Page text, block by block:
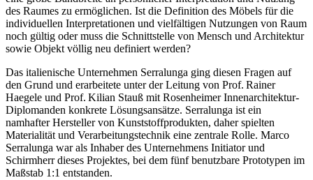
des Raumes zu ermöglichen. Ist die Definition des Möbels für die
individuellen Interpretationen und vielfältigen Nutzungen von Raum
noch gültig oder muss die Schnittstelle von Mensch und Architektur
sowie Objekt völlig neu definiert werden?
Das italienische Unternehmen Serralunga ging diesen Fragen auf
den Grund und erarbeitete unter der Leitung von Prof. Rainer
Haegele und Prof. Kilian Stauß mit Rosenheimer Innenarchitektur-
Diplomanden konkrete Lösungsansätze. Serralunga ist ein
namhafter Hersteller von Kunststoffprodukten, daher spielten
Materialität und Verarbeitungstechnik eine zentrale Rolle. Marco
Serralunga war als Inhaber des Unternehmens Initiator und
Schirmherr dieses Projektes, bei dem fünf benutzbare Prototypen im
Maßstab 1:1 entstanden.